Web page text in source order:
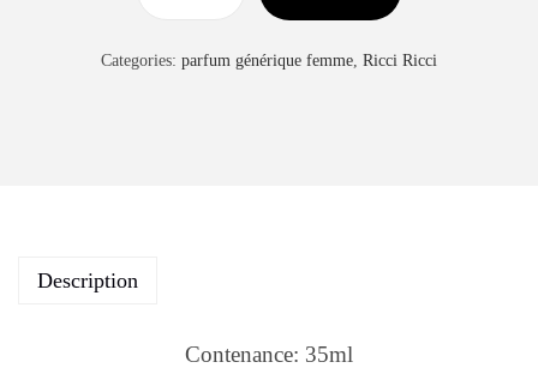
Categories: parfum générique femme, Ricci Ricci
Description
Contenance: 35ml